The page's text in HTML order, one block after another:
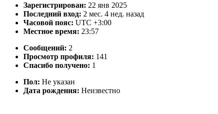
Зарегистрирован: 22 янв 2025
Последний вход: 2 мес. 4 нед. назад
Часовой пояс: UTC +3:00
Местное время: 23:57
Сообщений: 2
Просмотр профиля: 141
Спасибо получено: 1
Пол: Не указан
Дата рождения: Неизвестно